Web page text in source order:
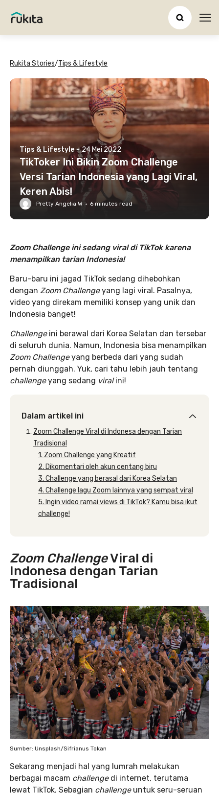
Rukita Stories/Tips & Lifestyle
Tips & Lifestyle · 24 Mei 2022
TikToker Ini Bikin Zoom Challenge
Versi Tarian Indonesia yang Lagi Viral,
Keren Abis!
Pretty Angelia W · 6 minutes read
Zoom Challenge ini sedang viral di TikTok karena
menampilkan tarian Indonesia!
Baru-baru ini jagad TikTok sedang dihebohkan
dengan Zoom Challengeyang lagi viral. Pasalnya,
video yang direkam memiliki konsep yang unik dan
Indonesia banget!
Challengeini berawal dari Korea Selatan dan tersebar
di seluruh dunia. Namun, Indonesia bisa menampilkan
Zoom Challengeyang berbeda dari yang sudah
pernah diunggah. Yuk, cari tahu lebih jauh tentang
challengeyang sedang viralini!
Dalam artikel ini
Zoom Challenge Viral di Indonesa dengan Tarian
Tradisional
1. Zoom Challenge yang Kreatif
2. Dikomentari oleh akun centang biru
3. Challenge yang berasal dari Korea Selatan
4. Challenge lagu Zoom lainnya yang sempat viral
5. Ingin video ramai views di TikTok? Kamu bisa ikut
challenge!
Zoom ChallengeViral di
Indonesa dengan Tarian
Tradisional
Sumber: Unsplash/Sifrianus Tokan
Sekarang menjadi hal yang lumrah melakukan
berbagai macam challengedi internet, terutama
lewat TikTok. Sebagian challengeuntuk seru-seruan